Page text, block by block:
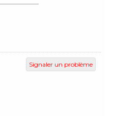
Signaler un problème